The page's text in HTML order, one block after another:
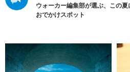
ウォーカー編集部が選ぶ、この
おでかけスポット